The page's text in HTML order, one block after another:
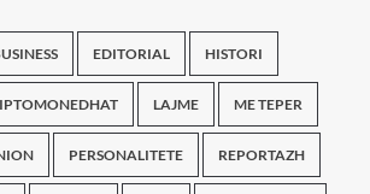
EDITORIAL HISTORI
LAJME ME TEPER
PERSONALITETE REPORTAZH